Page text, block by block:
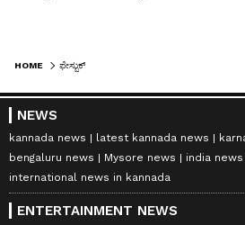
HOME ಫೇಸ್ಬುಕ್
NEWS
kannada news latest kannada news
bengaluru news
Mysore news
india
international news in kannada
ENTERTAINMENT NEWS